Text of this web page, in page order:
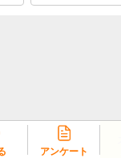
アンケート